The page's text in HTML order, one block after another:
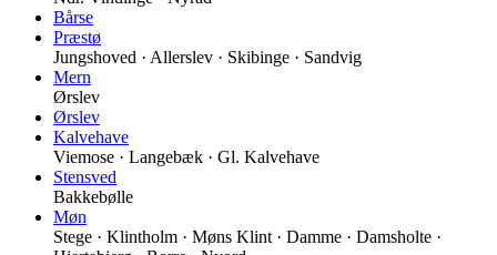
Bårse
Præstø
Jungshoved · Allerslev · Skibinge · Sandvig
Mern
Ørslev
Ørslev
Kalvehave
Viemose · Langebæk · Gl. Kalvehave
Stensved
Bakkebølle
Møn
Stege · Klintholm · Møns Klint · Damme · Damsholte ·